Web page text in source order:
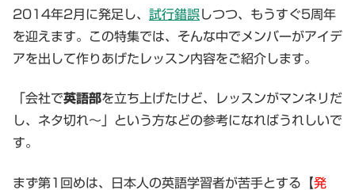
2014年2月に発足し、 試行錯誤しつつ、もうすぐ5周年
を迎えます。この特集では、そんな中でメンバーがアイデ
アを出して作りあげたレッスン内容をご紹介します。
「会社で英語部を立ち上げたけど、レッスンがマンネリだ
し、ネタ切れ～」という方などの参考になればうれしいで
す。
まず第1回めは、日本人の英語学習者が苦手とする【発